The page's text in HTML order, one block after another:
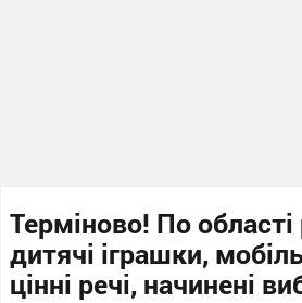
Терміново! По
дитячі іграшки,
цінні речі, начинені